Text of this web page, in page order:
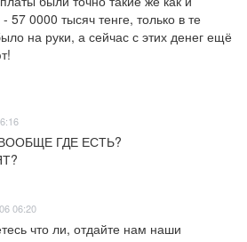
57 0000 тысяч тенге, только в те
на руки, а сейчас с этих денег ещё
ГДЕ ЕСТЬ?
06:20
что ли, отдайте нам наши